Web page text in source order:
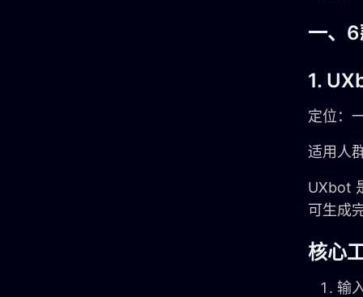
一、
1.
定位：
适用人
UXbot
可生成
核心
输